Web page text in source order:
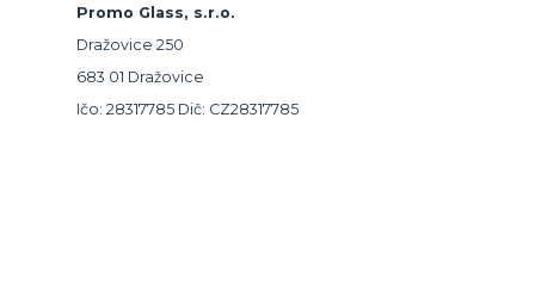
Promo Glass, s.r.o.
Dražovice 250
683 01 Dražovice
Ičo: 28317785 Dič: CZ28317785